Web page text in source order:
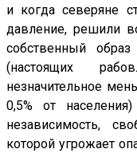
и когда северяне
давление, решили
собственный
(настоящих
незначительное
0,5% от
независимость,
которой угрожает